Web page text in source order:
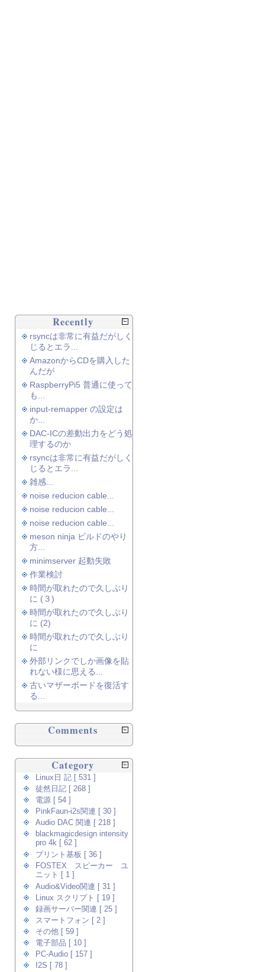
Recently
rsyncは非常に有益だがしく
じるとエラ...
AmazonからCDを購入した
んだが
RaspberryPi5 普通に使って
も...
input-remapper の設定は
か...
DAC-ICの差動出力をどう処
理するのか
rsyncは非常に有益だがしく
じるとエラ...
雑感...
noise reducion cable...
noise reducion cable...
noise reducion cable...
meson ninja ビルドのやり
方...
minimserver 起動失敗
作業検討
時間が取れたので久しぶり
に (３)
時間が取れたので久しぶり
に (2)
時間が取れたので久しぶり
に
外部リンクでしか画像を貼
れない様に思える...
古いマザーボードを復活す
る...
Comments
Category
Linux日 記 [ 531 ]
徒然日記 [ 268 ]
電源 [ 54 ]
PinkFaun-i2s関連 [ 30 ]
Audio DAC 関連 [ 218 ]
blackmagicdesign intensity
pro 4k [ 62 ]
プリント基板 [ 36 ]
FOSTEX スピーカー ユ
ニット [ 1 ]
Audio&Video関連 [ 31 ]
Linux スクリプト [ 19 ]
録画サーバー関連 [ 25 ]
スマートフォン [ 2 ]
その他 [ 59 ]
電子部品 [ 10 ]
PC-Audio [ 157 ]
I2S [ 78 ]